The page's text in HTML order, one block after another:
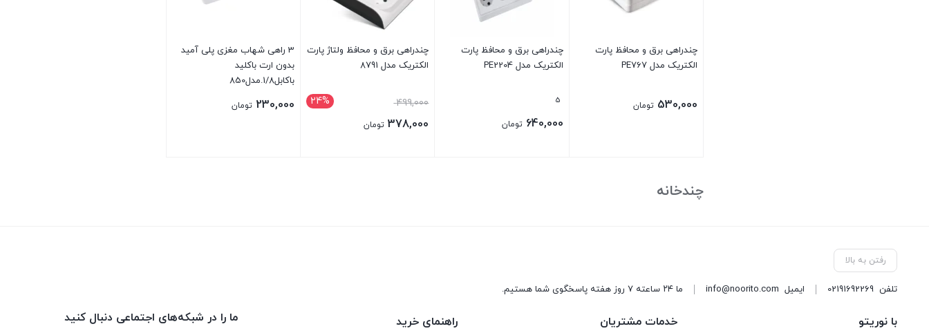
پارس خزر
چندراهی برق و محافظ پارت
الکتریک مدل PE767
530,000 تومان
چندراهی برق و محافظ پارت
الکتریک مدل PE2204
5
640,000 تومان
چندراهی برق و محافظ ولتاژ پارت
الکتریک مدل 8791
24% 499,000قیمت
اصلی:378,000 تومان
3 راهی شهاب مغزی پلی آمید
بدون ارت باکلید
باکابل1/8.مدل850
230,000 تومان
چندخانه
رفتن به بالا
تلفن02191692269 ایمیل info@noorito.com ما ۲۴ ساعته ۷ روز هفته پاسخگوی شما هستیم.
با نوریتو خدمات مشتریان راهنمای خرید ما را در شبکه‌های اجتماعی دنبال کنید